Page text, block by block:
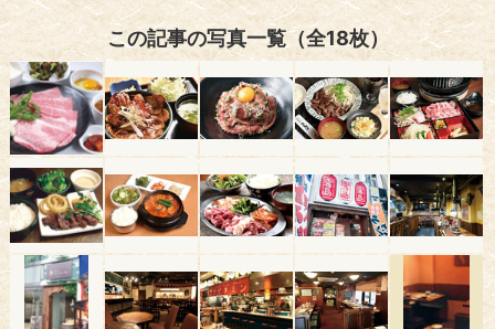
この記事の写真一覧（全18枚）